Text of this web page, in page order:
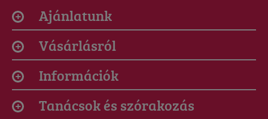
Ajánlatunk
Vásárlásról
Információk
Tanácsok és szórakozás